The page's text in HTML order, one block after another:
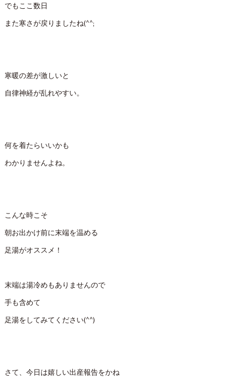
でもここ数日
また寒さが戻りましたね(^^;
寒暖の差が激しいと
自律神経が乱れやすい。
何を着たらいいかも
わかりませんよね。
こんな時こそ
朝お出かけ前に末端を温める
足湯がオススメ！
末端は湯冷めもありませんので
手も含めて
足湯をしてみてください(^^)
さて、今日は嬉しい出産報告をかね